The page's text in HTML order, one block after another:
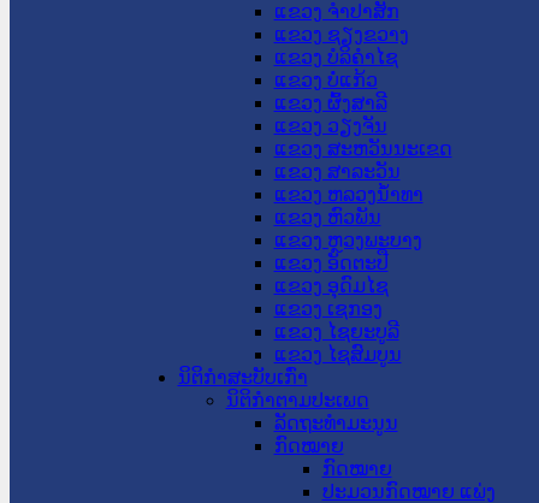
ແຂວງ ຈໍາປາສັກ
ແຂວງ ຊຽງຂວາງ
ແຂວງ ບໍລິຄໍາໄຊ
ແຂວງ ບໍ່ແກ້ວ
ແຂວງ ຜົ້ງສາລີ
ແຂວງ ວຽງຈັນ
ແຂວງ ສະຫວັນນະເຂດ
ແຂວງ ສາລະວັນ
ແຂວງ ຫລວງນໍ້າທາ
ແຂວງ ຫົວພັນ
ແຂວງ ຫຼວງພະບາງ
ແຂວງ ອັດຕະປື
ແຂວງ ອຸດົມໄຊ
ແຂວງ ເຊກອງ
ແຂວງ ໄຊຍະບູລີ
ແຂວງ ໄຊສົມບູນ
ນິຕິກໍາສະບັບເກົ່າ
ນິຕິກຳຕາມປະເພດ
ລັດຖະທໍາມະນູນ
ກົດໝາຍ
ກົດໝາຍ
ປະມວນກົດໝາຍ ແພ່ງ